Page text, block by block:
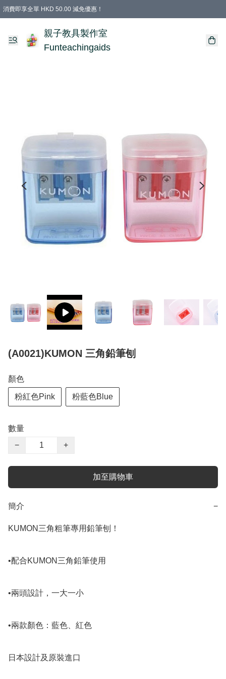
消費即享全單 HKD 50.00 減免優惠！
購物滿 HKD 699.00即享免運費優惠！（適用於 特定的送貨方式 )
凡購物滿HKD 699.00，即享免費禮品
親子教具製作室
Funteachingaids
(A0021)KUMON 三角鉛筆刨
顏色
粉紅色Pink 粉藍色Blue
數量
−
+
加至購物車
簡介 −
KUMON三角粗筆專用鉛筆刨！
•配合KUMON三角鉛筆使用
•兩頭設計，一大一小
•兩款顏色：藍色、紅色
日本設計及原裝進口